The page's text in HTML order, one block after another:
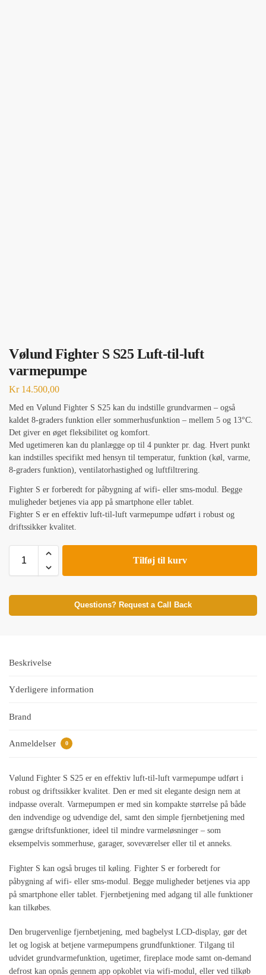
Vølund Fighter S S25 Luft-til-luft
varmepumpe
Kr14.500,00
Med en Vølund Fighter S S25 kan du indstille grundvarmen – også
kaldet 8-graders funktion eller sommerhusfunktion – mellem 5 og 13°C.
Det giver en øget fleksibilitet og komfort.
Med ugetimeren kan du planlægge op til 4 punkter pr. dag. Hvert punkt
kan indstilles specifikt med hensyn til temperatur, funktion (køl, varme,
8-graders funktion), ventilatorhastighed og luftfiltrering.
Fighter S er forberedt for påbygning af wifi- eller sms-modul. Begge
muligheder betjenes via app på smartphone eller tablet.
Fighter S er en effektiv luft-til-luft varmepumpe udført i robust og
driftssikker kvalitet.
Tilføj til kurv
Questions? Request a Call Back
Beskrivelse
Yderligere information
Brand
Anmeldelser 0
Vølund Fighter S S25 er en effektiv luft-til-luft varmepumpe udført i
robust og driftssikker kvalitet. Den er med sit elegante design nem at
indpasse overalt. Varmepumpen er med sin kompakte størrelse på både
den indvendige og udvendige del, samt den simple fjernbetjening med
gængse driftsfunktioner, ideel til mindre varmeløsninger – som
eksempelvis sommerhuse, garager, soveværelser eller til et anneks.
Fighter S kan også bruges til køling. Fighter S er forberedt for
påbygning af wifi- eller sms-modul. Begge muligheder betjenes via app
på smartphone eller tablet. Fjernbetjening med adgang til alle funktioner
kan tilkøbes.
Den brugervenlige fjernbetjening, med bagbelyst LCD-display, gør det
let og logisk at betjene varmepumpens grundfunktioner. Tilgang til
udvidet grundvarmefunktion, ugetimer, fireplace mode samt on-demand
defrost kan opnås gennem app opkoblet via wifi-modul, eller ved tilkøb